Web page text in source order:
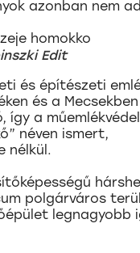
azonban nem
Edit
és építészeti
és a
így a
néven ismert,
nélkül.
polgárváros
legnagyobb